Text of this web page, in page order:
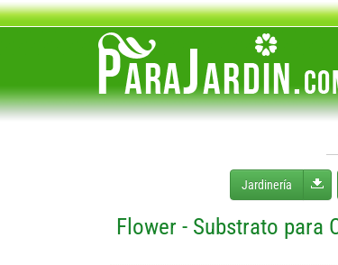
Jardinería
Flower - Substrato para